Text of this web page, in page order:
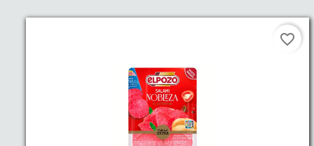
favorite_border